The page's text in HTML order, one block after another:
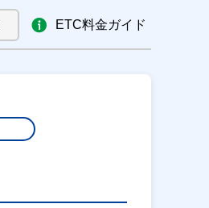
ETC料金ガイド